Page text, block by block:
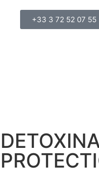
+33 3 72 52 07 55